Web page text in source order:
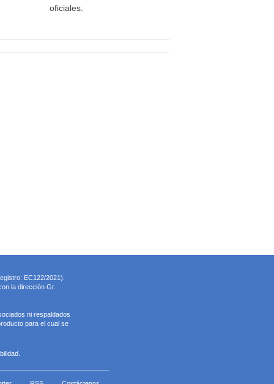
oficiales.
EC122/2021).
la dirección Gr.
ni respaldados
para el cual se